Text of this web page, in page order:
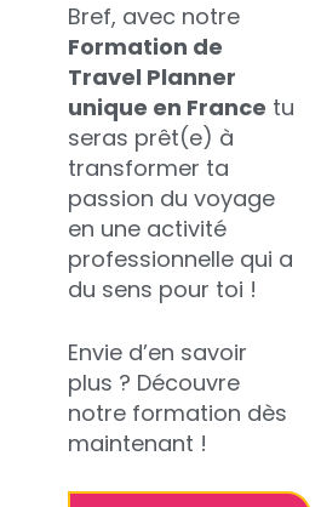
Bref, avec notre
Formation de
Travel Planner
unique en France tu
seras prêt(e) à
transformer ta
passion du voyage
en une activité
professionnelle qui a
du sens pour toi !
Envie d’en savoir
plus ? Découvre
notre formation dès
maintenant !